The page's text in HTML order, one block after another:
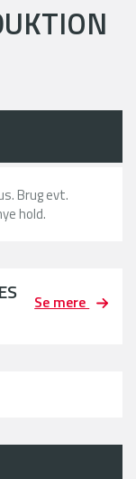
Brug evt.
hold.
Se mere